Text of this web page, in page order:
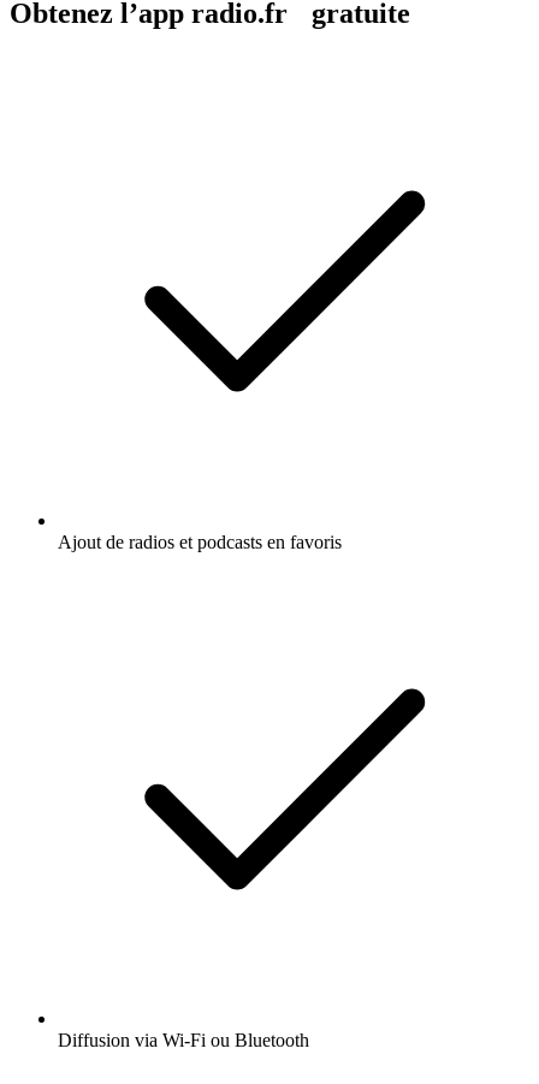
Obtenez l’app radio.fr gratuite
Ajout de radios et podcasts en favoris
Diffusion via Wi-Fi ou Bluetooth